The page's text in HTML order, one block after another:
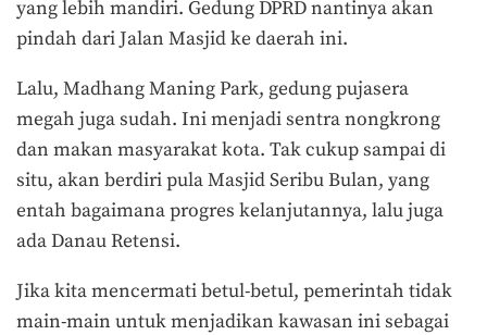
yang lebih mandiri. Gedung DPRD nantinya akan
pindah dari Jalan Masjid ke daerah ini.
Lalu, Madhang Maning Park, gedung pujasera
megah juga sudah. Ini menjadi sentra nongkrong
dan makan masyarakat kota. Tak cukup sampai di
situ, akan berdiri pula Masjid Seribu Bulan, yang
entah bagaimana progres kelanjutannya, lalu juga
ada Danau Retensi.
Jika kita mencermati betul-betul, pemerintah tidak
main-main untuk menjadikan kawasan ini sebagai